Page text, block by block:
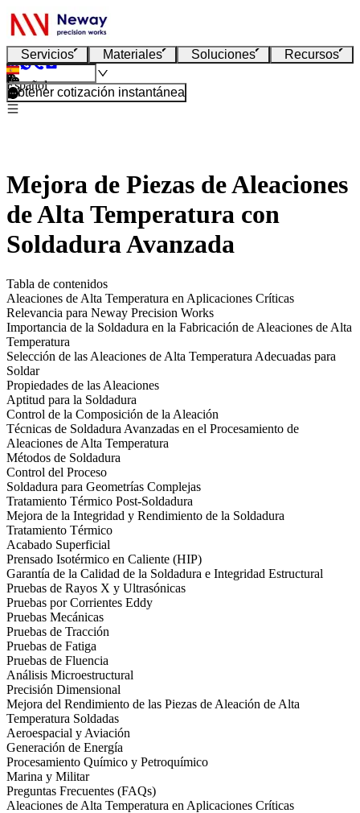
Servicios Materiales Soluciones Recursos
Español
Obtener cotización instantánea
Mejora de Piezas de Aleaciones
de Alta Temperatura con
Soldadura Avanzada
Tabla de contenidos
Aleaciones de Alta Temperatura en Aplicaciones Críticas
Relevancia para Neway Precision Works
Importancia de la Soldadura en la Fabricación de Aleaciones de Alta
Temperatura
Selección de las Aleaciones de Alta Temperatura Adecuadas para
Soldar
Propiedades de las Aleaciones
Aptitud para la Soldadura
Control de la Composición de la Aleación
Técnicas de Soldadura Avanzadas en el Procesamiento de
Aleaciones de Alta Temperatura
Métodos de Soldadura
Control del Proceso
Soldadura para Geometrías Complejas
Tratamiento Térmico Post-Soldadura
Mejora de la Integridad y Rendimiento de la Soldadura
Tratamiento Térmico
Acabado Superficial
Prensado Isotérmico en Caliente (HIP)
Garantía de la Calidad de la Soldadura e Integridad Estructural
Pruebas de Rayos X y Ultrasónicas
Pruebas por Corrientes Eddy
Pruebas Mecánicas
Pruebas de Tracción
Pruebas de Fatiga
Pruebas de Fluencia
Análisis Microestructural
Precisión Dimensional
Mejora del Rendimiento de las Piezas de Aleación de Alta
Temperatura Soldadas
Aeroespacial y Aviación
Generación de Energía
Procesamiento Químico y Petroquímico
Marina y Militar
Preguntas Frecuentes (FAQs)
Aleaciones de Alta Temperatura en Aplicaciones Críticas